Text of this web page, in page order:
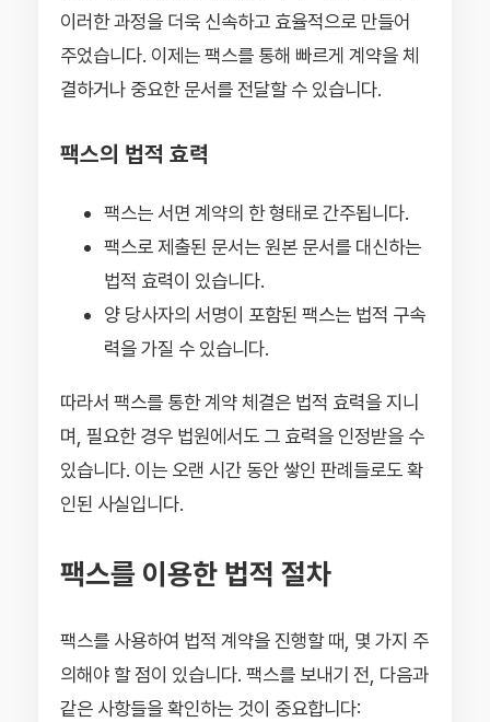
이러한 과정을 더욱 신속하고 효율적으로 만들어
주었습니다. 이제는 팩스를 통해 빠르게 계약을 체
결하거나 중요한 문서를 전달할 수 있습니다.
팩스의 법적 효력
팩스는 서면 계약의 한 형태로 간주됩니다.
팩스로 제출된 문서는 원본 문서를 대신하는
법적 효력이 있습니다.
양 당사자의 서명이 포함된 팩스는 법적 구속
력을 가질 수 있습니다.
따라서 팩스를 통한 계약 체결은 법적 효력을 지니
며, 필요한 경우 법원에서도 그 효력을 인정받을 수
있습니다. 이는 오랜 시간 동안 쌓인 판례들로도 확
인된 사실입니다.
팩스를 이용한 법적 절차
팩스를 사용하여 법적 계약을 진행할 때, 몇 가지 주
의해야 할 점이 있습니다. 팩스를 보내기 전, 다음과
같은 사항들을 확인하는 것이 중요합니다: